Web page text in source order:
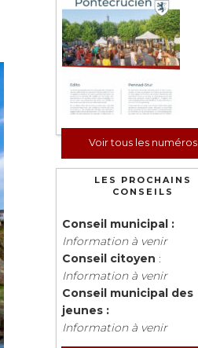
Voir tous les numéros
LES PROCHAINS
CONSEILS
Conseil municipal :
Information à venir
Conseil citoyen :
Information à venir
Conseil municipal des
jeunes :
Information à venir